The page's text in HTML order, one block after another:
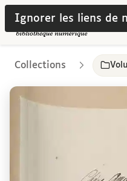
Ignorer les liens de
Collections